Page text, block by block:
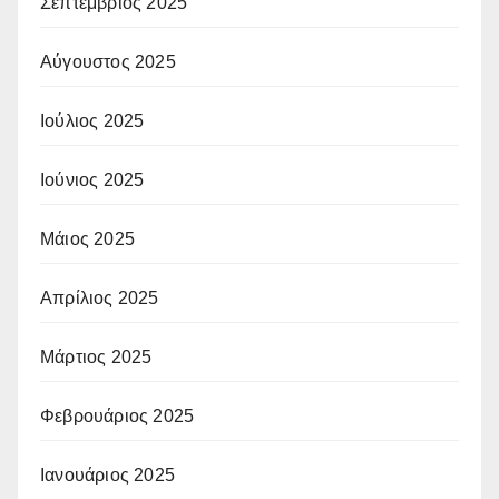
Αύγουστος 2025
Ιούλιος 2025
Ιούνιος 2025
Μάιος 2025
Απρίλιος 2025
Μάρτιος 2025
Φεβρουάριος 2025
Ιανουάριος 2025